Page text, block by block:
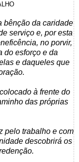
bênção da caridade
serviço e, por esta
no porvir,
do esforço e da
e daqueles que
à frente do
das próprias
pelo trabalho e com
descobrirá os